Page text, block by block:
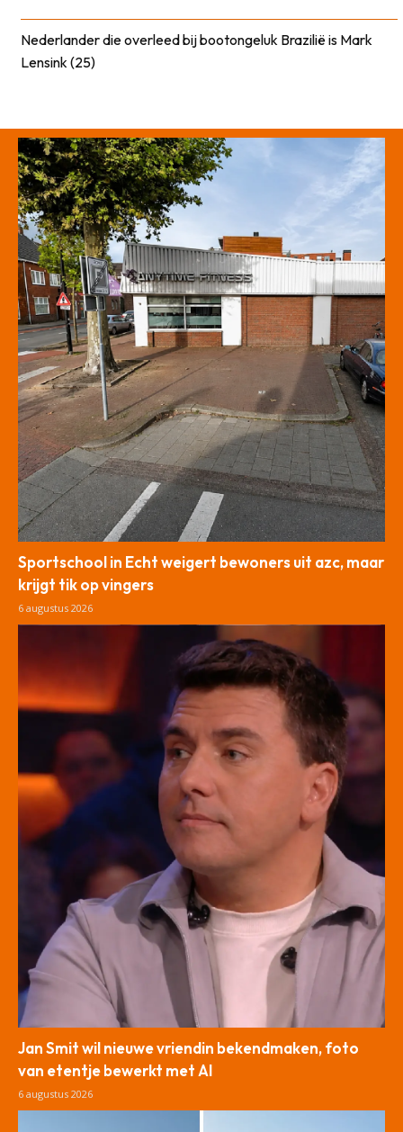
Nederlander die overleed bij bootongeluk Brazilië is Mark
Lensink (25)
Sportschool in Echt weigert bewoners uit azc, maar
krijgt tik op vingers
6 augustus 2026
Jan Smit wil nieuwe vriendin bekendmaken, foto
van etentje bewerkt met AI
6 augustus 2026